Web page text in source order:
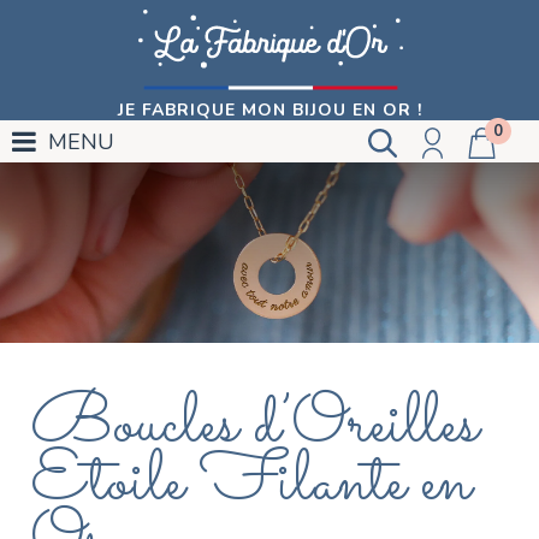
JE FABRIQUE MON BIJOU EN OR !
0
MENU
Boucles d’Oreilles
Etoile Filante en